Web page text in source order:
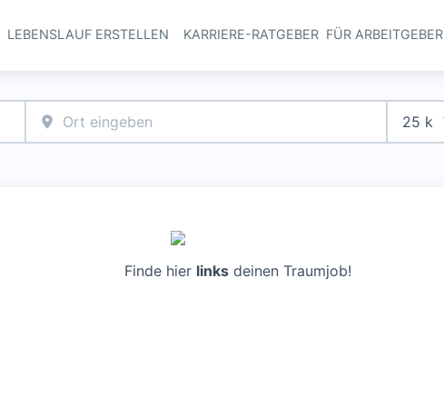
Haupt-Navigation
LEBENSLAUF ERSTELLEN KARRIERE-RATGEBER FÜR ARBEITGEBER
Finde hier linksdeinen Traumjob!